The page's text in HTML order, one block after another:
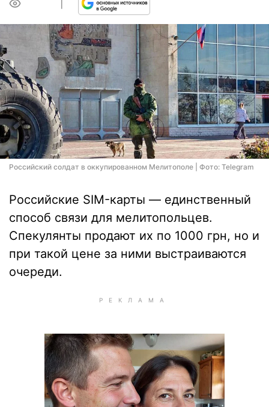
Российский солдат в оккупированном Мелитополе | Фото: Telegram
Российские SIM-карты — единственный
способ связи для мелитопольцев.
Спекулянты продают их по 1000 грн, но и
при такой цене за ними выстраиваются
очереди.